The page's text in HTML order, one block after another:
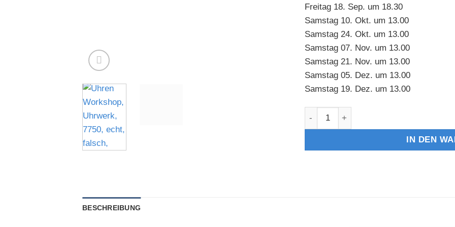
Freitag 18. Sep. um 18.30
Samstag 10. Okt. um 13.00
Samstag 24. Okt. um 13.00
Samstag 07. Nov. um 13.00
Samstag 21. Nov. um 13.00
Samstag 05. Dez. um 13.00
Samstag 19. Dez. um 13.00
IN DEN
BESCHREIBUNG